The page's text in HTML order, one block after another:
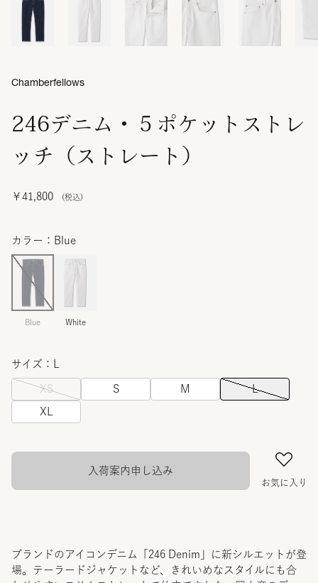
246デニム・５ポケットストレ
ッチ（ストレート）
￥41,800
Chamberfellows
カラー：Blue
Blue White
サイズ：L
XS S M L
XL
お気に入り
入荷案内申し込み
ブランドのアイコンデニム「246 Denim」に新シルエットが登
場。テーラードジャケットなど、きれいめなスタイルにも合